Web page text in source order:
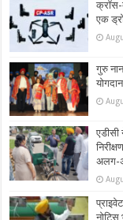
क्रॉस-
एक
गुरु
अलग-